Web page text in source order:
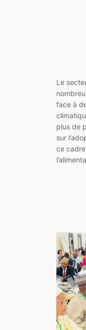
Le
face à
plus de
sur
ce